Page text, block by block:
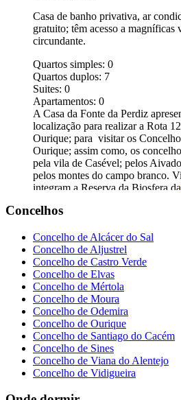
Casa de banho privativa, ar
gratuito; têm acesso a magníficas
circundante.
Quartos simples: 0
Quartos duplos: 7
Suites: 0
Apartamentos: 0
A Casa da Fonte da Perdiz
localização para realizar a Rota
Ourique; para visitar os
Ourique; assim como, os
pela vila de Casével; pelos
pelos montes do campo branco.
integram a Reserva da Biosfera da
Concelhos
Concelho de Alcácer do Sal
Concelho de Aljustrel
Concelho de Castro Verde
Concelho de Elvas
Concelho de Mértola
Concelho de Moura
Concelho de Odemira
Concelho de Ourique
Concelho de Santiago do Cacém
Concelho de Sines
Concelho de Viana do Alentejo
Concelho de Vidigueira